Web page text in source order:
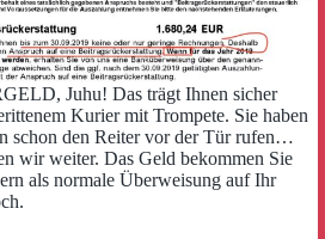
Juhu! Das trägt Ihnen sicher
Kurier mit Trompete. Sie haben
schon den Reiter vor der Tür rufen…
wir weiter. Das Geld bekommen Sie
als normale Überweisung auf Ihr